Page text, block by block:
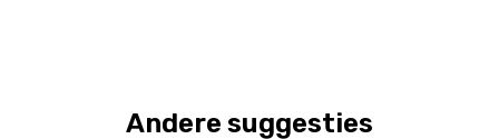
Andere suggesties